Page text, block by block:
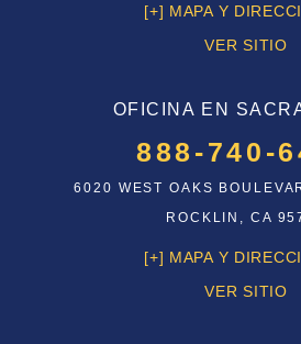
[+] MAPA Y
VER SITIO
OFICINA EN
888-740-
6020 WEST OAKS
ROCKLIN, CA
[+] MAPA Y
VER SITIO